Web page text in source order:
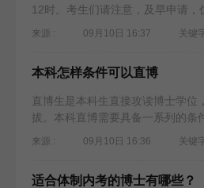
12时。考生们请注意，及早申请
来源 : 09月10日 16:37 关键
本科怎样条件可以直博
直博生是本科生直接攻读博士学
拔。本科直博需要具备一系列的条
来源 : 09月10日 16:36 关键
适合体制内考的博士有哪些？